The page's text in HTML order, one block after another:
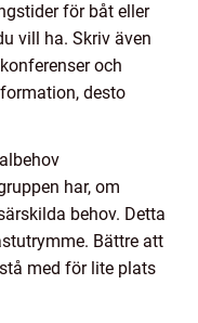
för båt eller
vill ha. Skriv även
och
desto
har, om
behov. Detta
Bättre att
med för lite plats